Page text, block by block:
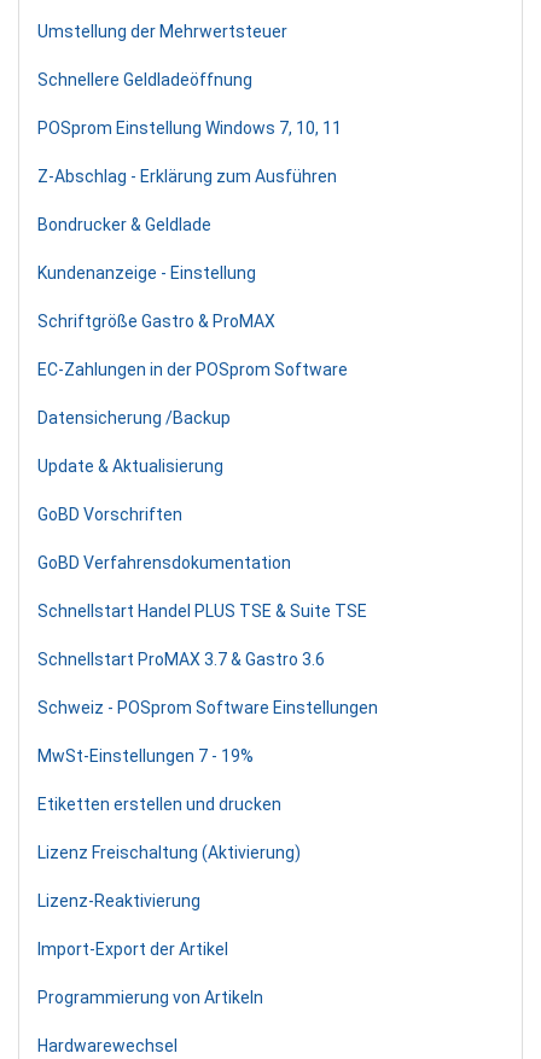
Umstellung der Mehrwertsteuer
Schnellere Geldladeöffnung
POSprom Einstellung Windows 7, 10, 11
Z-Abschlag - Erklärung zum Ausführen
Bondrucker & Geldlade
Kundenanzeige - Einstellung
Schriftgröße Gastro & ProMAX
EC-Zahlungen in der POSprom Software
Datensicherung /Backup
Update & Aktualisierung
GoBD Vorschriften
GoBD Verfahrensdokumentation
Schnellstart Handel PLUS TSE & Suite TSE
Schnellstart ProMAX 3.7 & Gastro 3.6
Schweiz - POSprom Software Einstellungen
MwSt-Einstellungen 7 - 19%
Etiketten erstellen und drucken
Lizenz Freischaltung (Aktivierung)
Lizenz-Reaktivierung
Import-Export der Artikel
Programmierung von Artikeln
Hardwarewechsel